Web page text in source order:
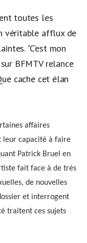
toutes les
véritable afflux de
"C’est mon
BFMTV relance
cache cet élan
affaires
leur capacité à faire
Patrick Bruel en
fait face à de très
de nouvelles
et interrogent
traitent ces sujets